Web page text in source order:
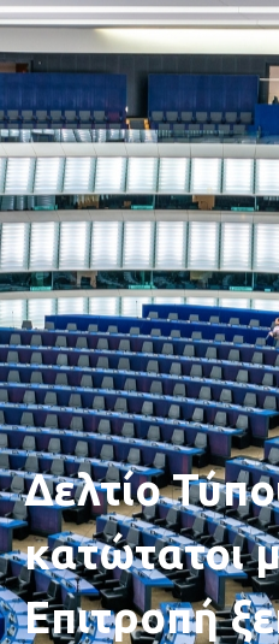
Δελτίο
κατώτατοι
Επιτροπή